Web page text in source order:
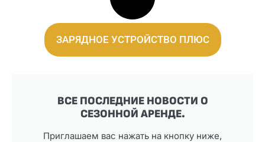
ЗАРЯДНОЕ УСТРОЙСТВО ПЛЮС
ВСЕ ПОСЛЕДНИЕ НОВОСТИ О
СЕЗОННОЙ АРЕНДЕ.
Приглашаем вас нажать на кнопку ниже,